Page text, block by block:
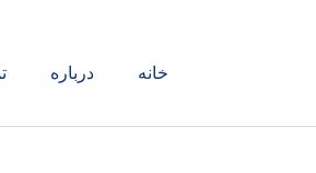
خانه درباره